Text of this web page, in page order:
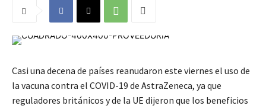
Casi una decena de países reanudaron este viernes el uso de
la vacuna contra el COVID-19 de AstraZeneca, ya que
reguladores británicos y de la UE dijeron que los beneficios